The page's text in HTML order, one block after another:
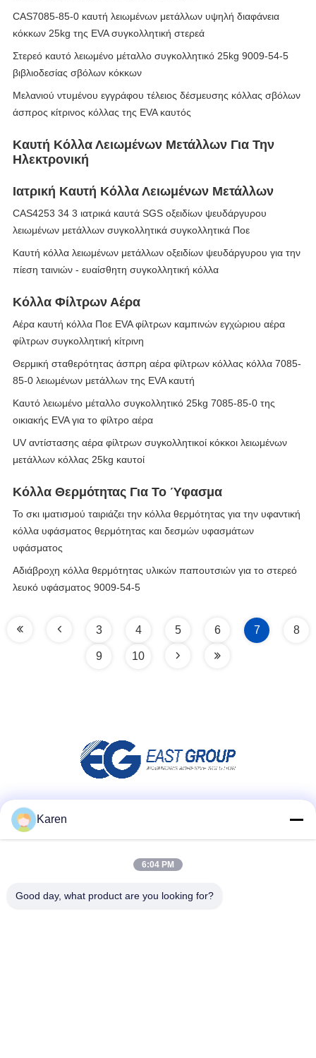
CAS7085-85-0 καυτή λειωμένων μετάλλων υψηλή διαφάνεια
κόκκων 25kg της EVA συγκολλητική στερεά
Στερεό καυτό λειωμένο μέταλλο συγκολλητικό 25kg 9009-54-5
βιβλιοδεσίας σβόλων κόκκων
Μελανιού ντυμένου εγγράφου τέλειος δέσμευσης κόλλας σβόλων
άσπρος κίτρινος κόλλας της EVA καυτός
Καυτή Κόλλα Λειωμένων Μετάλλων Για Την
Ηλεκτρονική
Ιατρική Καυτή Κόλλα Λειωμένων Μετάλλων
CAS4253 34 3 ιατρικά καυτά SGS οξειδίων ψευδάργυρου
λειωμένων μετάλλων συγκολλητικά συγκολλητικά Ποε
Καυτή κόλλα λειωμένων μετάλλων οξειδίων ψευδάργυρου για την
πίεση ταινιών - ευαίσθητη συγκολλητική κόλλα
Κόλλα Φίλτρων Αέρα
Αέρα καυτή κόλλα Ποε EVA φίλτρων καμπινών εγχώριου αέρα
φίλτρων συγκολλητική κίτρινη
Θερμική σταθερότητας άσπρη αέρα φίλτρων κόλλας κόλλα 7085-
85-0 λειωμένων μετάλλων της EVA καυτή
Καυτό λειωμένο μέταλλο συγκολλητικό 25kg 7085-85-0 της
οικιακής EVA για το φίλτρο αέρα
UV αντίστασης αέρα φίλτρων συγκολλητικοί κόκκοι λειωμένων
μετάλλων κόλλας 25kg καυτοί
Κόλλα Θερμότητας Για Το Ύφασμα
Το σκι ιματισμού ταιριάζει την κόλλα θερμότητας για την υφαντική
κόλλα υφάσματος θερμότητας και δεσμών υφασμάτων
υφάσματος
Αδιάβροχη κόλλα θερμότητας υλικών παπουτσιών για το στερεό
λευκό υφάσματος 9009-54-5
3 4 5 6 7 8
9 10
Karen
6:04 PM
Good day, what product are you looking for?